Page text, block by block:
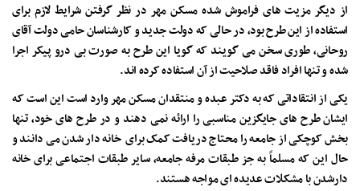
از دیگر مزیت های فراموش شده مسکن مهر در نظر گرفتن شرایط لازم برای
استفاده از این طرح بود، در حالی که دولت جدید و کارشناسان حامی دولت آقای
روحانی، طوری سخن می گویند که گویا این طرح به صورت بی درو پیکر اجرا
شده و تنها افراد فاقد صلاحیت از آن استفاده کرده اند.
یکی از انتقاداتی که به دکتر عبده و منتقدان مسکن مهر وارد است این است که
ایشان طرح های جایگزین مناسبی را ارائه نمی دهند و در طرح های خود، تنها
بخش کوچکی از جامعه را محتاج دریافت کمک برای خانه دار شدن می دانند و
حال این که مسلماً به جز طبقات مرفه جامعه، سایر طبقات اجتماعی برای خانه
دارشدن با مشکلات عدیده ای مواجه هستند.